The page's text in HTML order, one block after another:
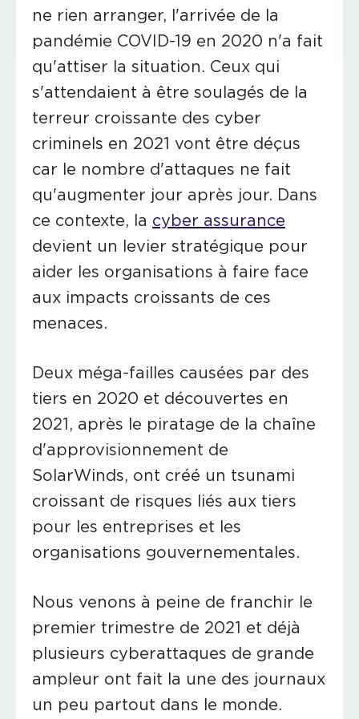
ne rien arranger, l'arrivée de la
pandémie COVID-19 en 2020 n'a fait
qu'attiser la situation. Ceux qui
s'attendaient à être soulagés de la
terreur croissante des cyber
criminels en 2021 vont être déçus
car le nombre d'attaques ne fait
qu'augmenter jour après jour. Dans
ce contexte, la cyber assurance
devient un levier stratégique pour
aider les organisations à faire face
aux impacts croissants de ces
menaces.
Deux méga-failles causées par des
tiers en 2020 et découvertes en
2021, après le piratage de la chaîne
d'approvisionnement de
SolarWinds, ont créé un tsunami
croissant de risques liés aux tiers
pour les entreprises et les
organisations gouvernementales.
Nous venons à peine de franchir le
premier trimestre de 2021 et déjà
plusieurs cyberattaques de grande
ampleur ont fait la une des journaux
un peu partout dans le monde.